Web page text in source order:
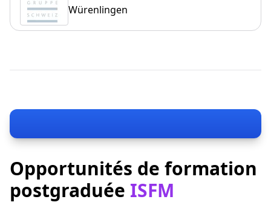
Würenlingen
Opportunités de formation
postgraduée ISFM